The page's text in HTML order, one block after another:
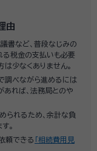
由
書など、普段なじみの
る税金の支払いも必要
少なくありません。
調べながら進めるには
あれば、法務局とのや
られるため、余計な負
。
頼できる 「相続費用見